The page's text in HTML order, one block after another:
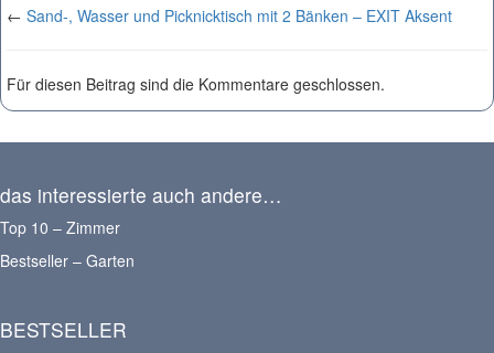
← Sand-, Wasser und Picknicktisch mit 2 Bänken – EXIT Aksent
Für diesen Beitrag sind die Kommentare geschlossen.
das interessierte auch andere…
Top 10 – Zimmer
Bestseller – Garten
BESTSELLER